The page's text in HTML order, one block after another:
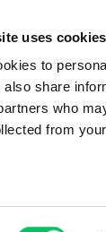
uses cookies
to
also share
who
from